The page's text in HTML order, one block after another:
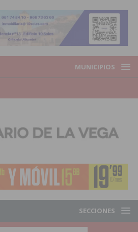
MUNICIPIOS
SECCIONES